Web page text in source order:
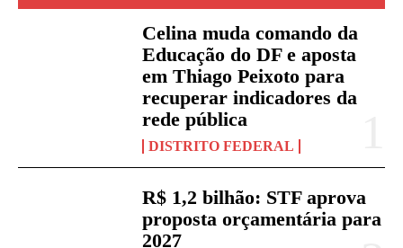
Celina muda comando da
Educação do DF e aposta
em Thiago Peixoto para
recuperar indicadores da
rede pública
DISTRITO FEDERAL
R$ 1,2 bilhão: STF aprova
proposta orçamentária para
2027